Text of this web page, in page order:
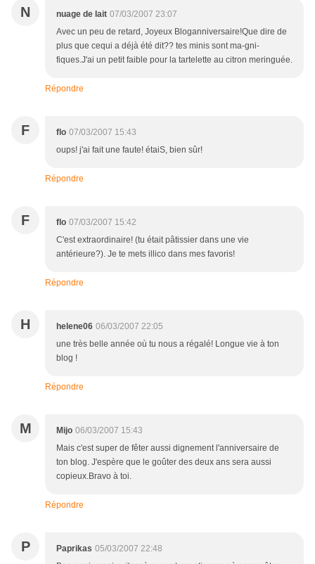
N nuage de lait 07/03/2007 23:07
Avec un peu de retard, Joyeux Bloganniversaire!Que dire de
plus que cequi a déjà été dit?? tes minis sont ma-gni-
fiques.J'ai un petit faible pour la tartelette au citron meringuée.
Répondre
F flo 07/03/2007 15:43
oups! j'ai fait une faute! étaiS, bien sûr!
Répondre
F flo 07/03/2007 15:42
C'est extraordinaire! (tu était pâtissier dans une vie
antérieure?). Je te mets illico dans mes favoris!
Répondre
H helene06 06/03/2007 22:05
une très belle année où tu nous a régalé! Longue vie à ton
blog !
Répondre
M Mijo 06/03/2007 15:43
Mais c'est super de fêter aussi dignement l'anniversaire de
ton blog. J'espère que le goûter des deux ans sera aussi
copieux.Bravo à toi.
Répondre
P Paprikas 05/03/2007 22:48